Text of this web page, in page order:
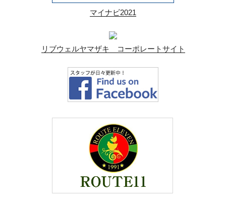
マイナビ2021
リブウェルヤマザキ コーポレートサイト